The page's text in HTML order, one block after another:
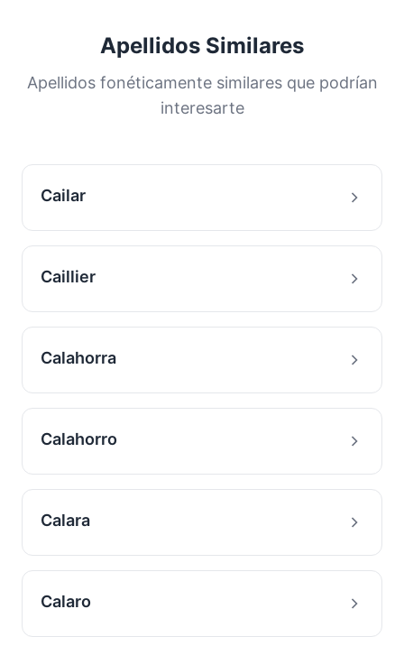
Apellidos Similares
Apellidos fonéticamente similares que podrían
interesarte
Cailar
Caillier
Calahorra
Calahorro
Calara
Calaro